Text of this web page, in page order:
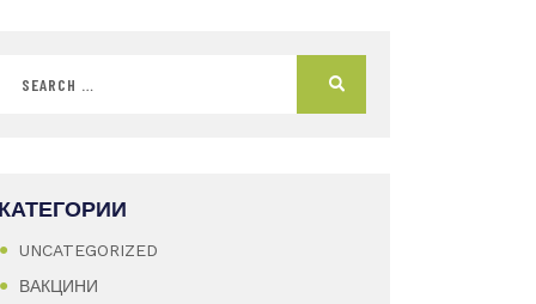
КАТЕГОРИИ
UNCATEGORIZED
ВАКЦИНИ